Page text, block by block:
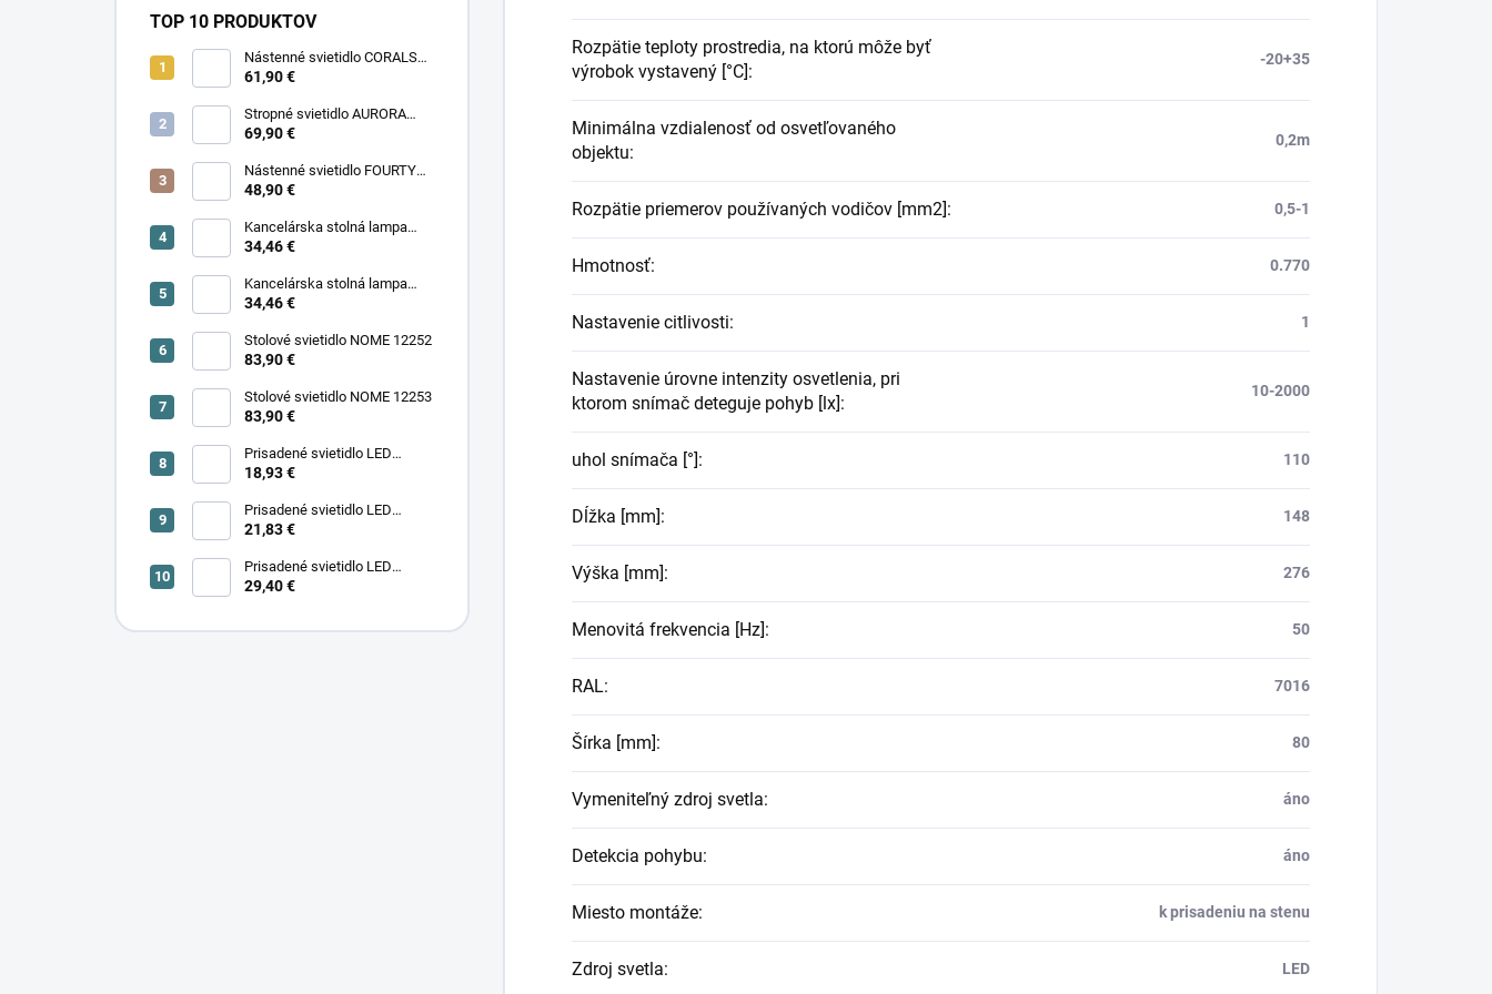
TOP 10 PRODUKTOV
Nástenné svietidlo CORALS
11977
61,90 €
Stropné svietidlo AURORA
11971
69,90 €
Nástenné svietidlo FOURTY
WALL S 10888
48,90 €
Kancelárska stolná lampa
PIXA KT-40-GR BL 90420
34,46 €
Kancelárska stolná lampa
PIXA KT-40-BE 90419
34,46 €
Stolové svietidlo NOME 12252
83,90 €
Stolové svietidlo NOME 12253
83,90 €
Prisadené svietidlo LED
18,93 €
Prisadené svietidlo LED
SONOR CCT UP 6W B 24365
21,83 €
Prisadené svietidlo LED
29,40 €
Rozpätie teploty prostredia, na ktorú môže byť
výrobok vystavený [°C]:
-20+35
Minimálna vzdialenosť od osvetľovaného
objektu:
0,2m
Rozpätie priemerov používaných vodičov [mm2]: 0,5-1
Hmotnosť: 0.770
Nastavenie citlivosti: 1
Nastavenie úrovne intenzity osvetlenia, pri
ktorom snímač deteguje pohyb [lx]:
10-2000
uhol snímača [°]: 110
Dĺžka [mm]: 148
Výška [mm]: 276
Menovitá frekvencia [Hz]: 50
RAL: 7016
Šírka [mm]: 80
Vymeniteľný zdroj svetla: áno
Detekcia pohybu: áno
Miesto montáže: k prisadeniu na stenu
Zdroj svetla: LED